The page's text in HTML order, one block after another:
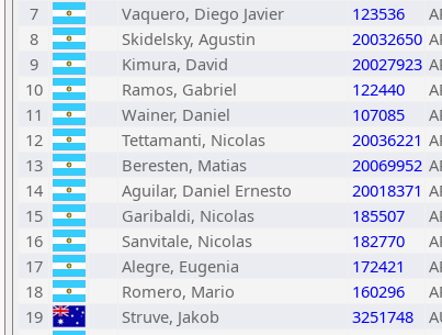
7
Vaquero, Diego Javier 123536
8
Skidelsky, Agustin 20032650
9
Kimura, David 20027923
10
Ramos, Gabriel 122440
11
Wainer, Daniel 107085
12
Tettamanti, Nicolas 20036221
13
Beresten, Matias 20069952
14
Aguilar, Daniel Ernesto 20018371
15
Garibaldi, Nicolas 185507
16
Sanvitale, Nicolas 182770
17
Alegre, Eugenia 172421
18
Romero, Mario 160296
19
Struve, Jakob 3251748